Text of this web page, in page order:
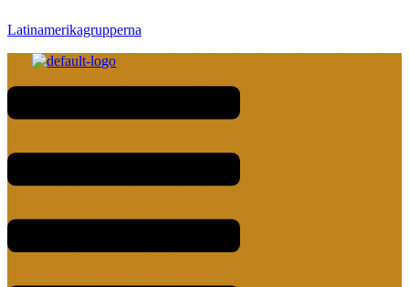
Latinamerikagrupperna